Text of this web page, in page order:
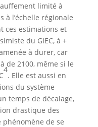
limité à
à l’échelle régionale
ces estimations et
du GIEC, à +
à durer, car
de 2100, même si le
4
. Elle est aussi en
du système
temps de décalage,
drastique des
phénomène de se